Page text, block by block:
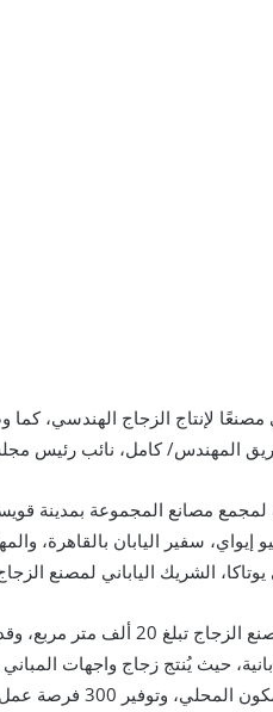
لإنتاج الزجاج الهندسي،
المهندس/ كامل، نائب رئيس مجلس
مصانع المجموعة بمدينة
إيواي، سفير اليابان بالقاهرة،
الشريك الياباني لمصنع
وتوفير 300 فرصة عمل مباشرة.